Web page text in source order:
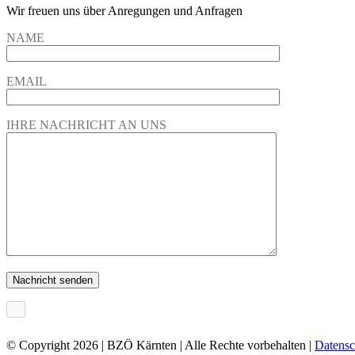
Wir freuen uns über Anregungen und Anfragen
NAME
EMAIL
IHRE NACHRICHT AN UNS
© Copyright 2026 | BZÖ Kärnten | Alle Rechte vorbehalten |